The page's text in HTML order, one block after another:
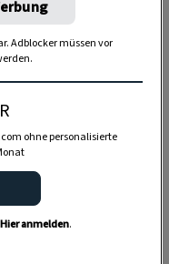
Adblocker müssen vor
ohne personalisierte
Hier anmelden.